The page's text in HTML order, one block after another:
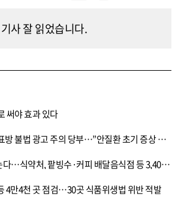
사 잘 읽었습니다.
써야 효과 있다
식약처, 의료기기 표방 불법 광고 주의 당부…”안질환 초기 증상 시 가까운 병원 찾아야”
여름철 식중독 막는다…식약처, 팥빙수·커피 배달음식점 등 3,400곳 위생 점검
4만4천 곳 점검…30곳 식품위생법 위반 적발